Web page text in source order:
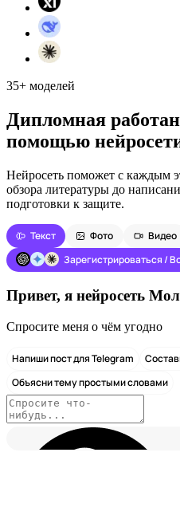
35+ моделей
Дипломная работа
помощью
Нейросеть поможет с каждым
обзора литературы до
подготовки к защите.
Текст Фото Видео
Зарегистрироваться /
Привет, я нейросеть
Спросите меня о чём угодно
Напиши пост для Telegram
Объясни тему простыми словами